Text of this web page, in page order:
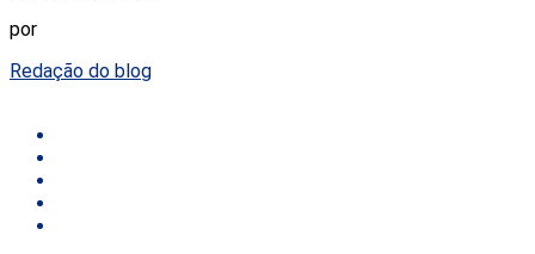
por
Redação do blog